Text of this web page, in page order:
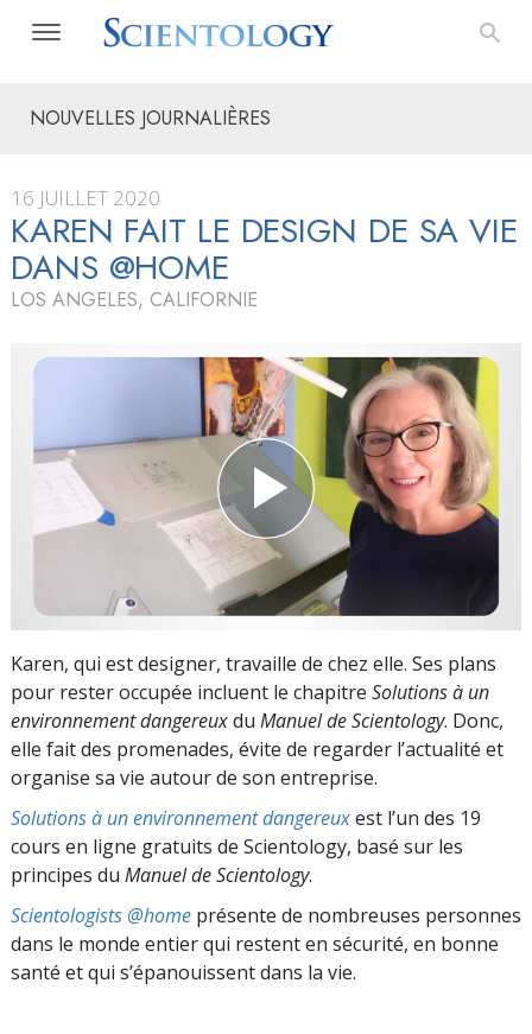
NOUVELLES JOURNALIÈRES
16 JUILLET 2020
KAREN FAIT LE DESIGN DE SA VIE
DANS @HOME
LOS ANGELES, CALIFORNIE
Karen, qui est designer, travaille de chez elle. Ses plans
pour rester occupée incluent le chapitre Solutions à un
environnement dangereuxdu Manuel de Scientology. Donc,
elle fait des promenades, évite de regarder l’actualité et
organise sa vie autour de son entreprise.
Solutions à un environnement dangereuxest l’un des 19
cours en ligne gratuits de Scientology, basé sur les
principes du Manuel de Scientology.
Scientologists @home présente de nombreuses personnes
dans le monde entier qui restent en sécurité, en bonne
santé et qui s’épanouissent dans la vie.